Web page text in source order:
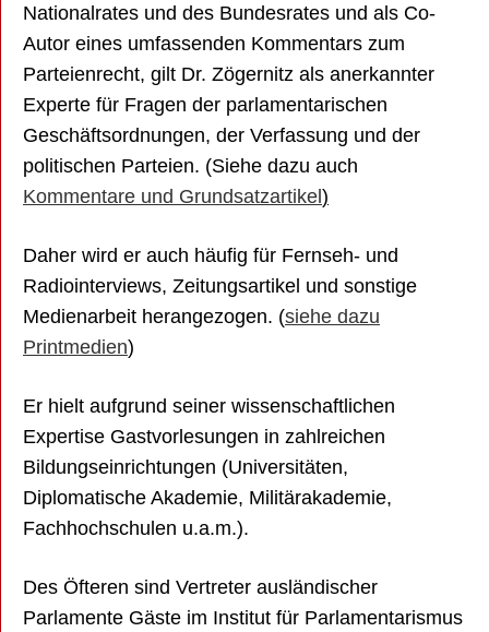
Nationalrates und des Bundesrates und als Co-
Autor eines umfassenden Kommentars zum
Parteienrecht, gilt Dr. Zögernitz als anerkannter
Experte für Fragen der parlamentarischen
Geschäftsordnungen, der Verfassung und der
politischen Parteien. (Siehe dazu auch
Kommentare und Grundsatzartikel)
Daher wird er auch häufig für Fernseh- und
Radiointerviews, Zeitungsartikel und sonstige
Medienarbeit herangezogen. (siehe dazu
Printmedien)
Er hielt aufgrund seiner wissenschaftlichen
Expertise Gastvorlesungen in zahlreichen
Bildungseinrichtungen (Universitäten,
Diplomatische Akademie, Militärakademie,
Fachhochschulen u.a.m.).
Des Öfteren sind Vertreter ausländischer
Parlamente Gäste im Institut für Parlamentarismus